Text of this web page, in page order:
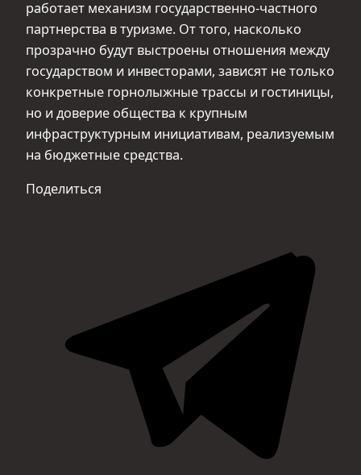
работает механизм государственно-частного
партнерства в туризме. От того, насколько
прозрачно будут выстроены отношения между
государством и инвесторами, зависят не только
конкретные горнолыжные трассы и гостиницы,
но и доверие общества к крупным
инфраструктурным инициативам, реализуемым
на бюджетные средства.
Поделиться